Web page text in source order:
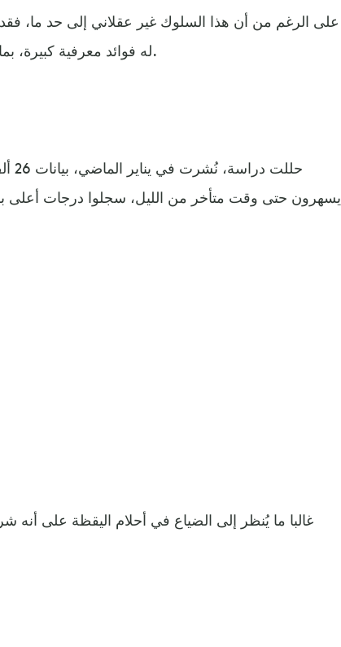
على الرغم من أن هذا السلوك غير عقلاني إلى حد ما،
له فوائد معرفية كبيرة، بما في ذلك تعزيز الذاكرة والثقة والتركيز.
يسهرون حتى وقت متأخر من الليل، سجلوا درجات أعلى
غالبا ما يُنظر إلى الضياع في أحلام اليقظة على أنه